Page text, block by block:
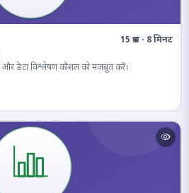
15 प्रश्न · 8 मिनट
और डेटा विश्लेषण कौशल को मजबूत करें।